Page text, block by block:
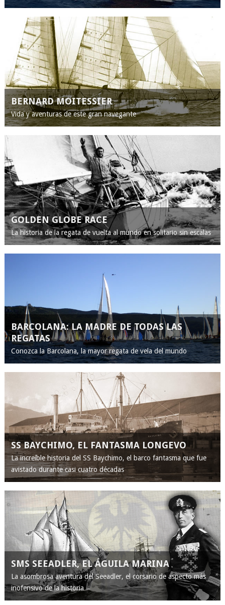
BERNARD MOITESSIER
Vida y aventuras de este gran navegante
GOLDEN GLOBE RACE
La historia de la regata de vuelta al mundo en solitario sin escalas
BARCOLANA: LA MADRE DE TODAS LAS
REGATAS
Conozca la Barcolana, la mayor regata de vela del mundo
SS BAYCHIMO, EL FANTASMA LONGEVO
La increíble historia del SS Baychimo, el barco fantasma que fue
avistado durante casi cuatro décadas
SMS SEEADLER, EL ÁGUILA MARINA
La asombrosa aventura del Seeadler, el corsario de aspecto más
inofensivo de la historia